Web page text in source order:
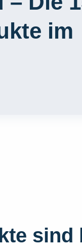
im